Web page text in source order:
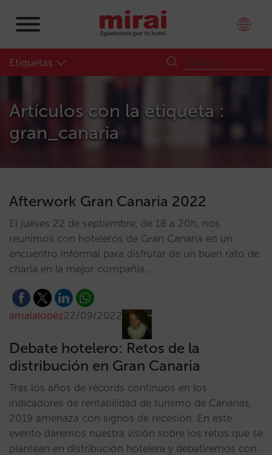
Etiquetas
Artículos con la etiqueta :
gran_canaria
Afterwork Gran Canaria 2022
El jueves 22 de septiembre, de 18 a 20h, nos
reunimos con hoteleros de Gran Canaria en un
encuentro informal para disfrutar de un buen rato de
charla en la mejor compañía.…
amaialopez22/09/2022
Debate hotelero: Retos de la
distribución en Gran Canaria
Tras los años de récords continuos en los
indicadores de rentabilidad de turismo de Canarias,
2019 amenaza con signos de recesión. En este
evento daremos nuestra visión sobre los retos que se
plantean en distribución hotelera y debatiremos con